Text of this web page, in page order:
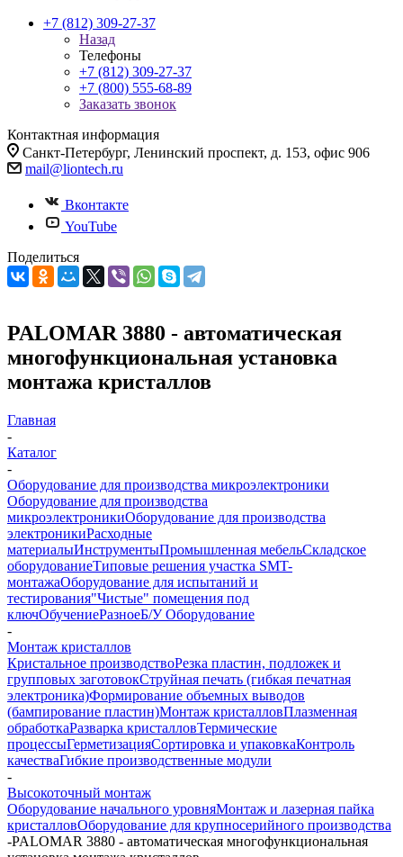
+7 (812) 309-27-37
Назад
Телефоны
+7 (812) 309-27-37
+7 (800) 555-68-89
Заказать звонок
Контактная информация
Санкт-Петербург, Ленинский проспект, д. 153, офис 906
mail@liontech.ru
Вконтакте
YouTube
Поделиться
PALOMAR 3880 - автоматическая
многофункциональная установка
монтажа кристаллов
Главная
-
Каталог
-
Оборудование для производства микроэлектроники
Оборудование для производства
микроэлектроникиОборудование для производства
электроникиРасходные
материалыИнструментыПромышленная мебельСкладское
оборудованиеТиповые решения участка SMT-
монтажаОборудование для испытаний и
тестирования"Чистые" помещения под
ключОбучениеРазноеБ/У Оборудование
-
Монтаж кристаллов
Кристальное производствоРезка пластин, подложек и
групповых заготовокСтруйная печать (гибкая печатная
электроника)Формирование объемных выводов
(бампирование пластин)Монтаж кристалловПлазменная
обработкаРазварка кристалловТермические
процессыГерметизацияСортировка и упаковкаКонтроль
качестваГибкие производственные модули
-
Высокоточный монтаж
Оборудование начального уровняМонтаж и лазерная пайка
кристалловОборудование для крупносерийного производства
-PALOMAR 3880 - автоматическая многофункциональная